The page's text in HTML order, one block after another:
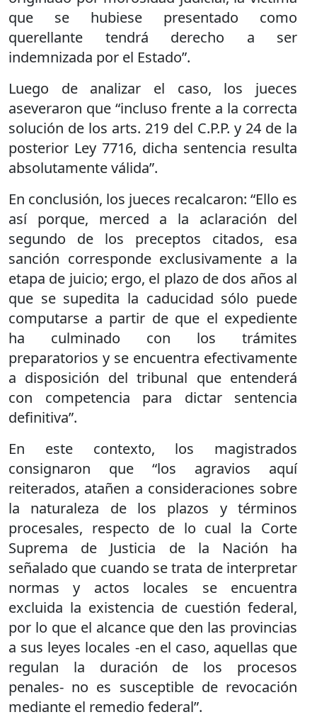
que se hubiese presentado como
querellante tendrá derecho a ser
indemnizada por el Estado”.
Luego de analizar el caso, los jueces
aseveraron que “incluso frente a la correcta
solución de los arts. 219 del C.P.P. y 24 de la
posterior Ley 7716, dicha sentencia resulta
absolutamente válida”.
En conclusión, los jueces recalcaron: “Ello es
así porque, merced a la aclaración del
segundo de los preceptos citados, esa
sanción corresponde exclusivamente a la
etapa de juicio; ergo, el plazo de dos años al
que se supedita la caducidad sólo puede
computarse a partir de que el expediente
ha culminado con los trámites
preparatorios y se encuentra efectivamente
a disposición del tribunal que entenderá
con competencia para dictar sentencia
definitiva”.
En este contexto, los magistrados
consignaron que “los agravios aquí
reiterados, atañen a consideraciones sobre
la naturaleza de los plazos y términos
procesales, respecto de lo cual la Corte
Suprema de Justicia de la Nación ha
señalado que cuando se trata de interpretar
normas y actos locales se encuentra
excluida la existencia de cuestión federal,
por lo que el alcance que den las provincias
a sus leyes locales -en el caso, aquellas que
regulan la duración de los procesos
penales- no es susceptible de revocación
mediante el remedio federal”.